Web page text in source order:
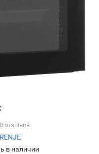
0 отзывов
в наличии